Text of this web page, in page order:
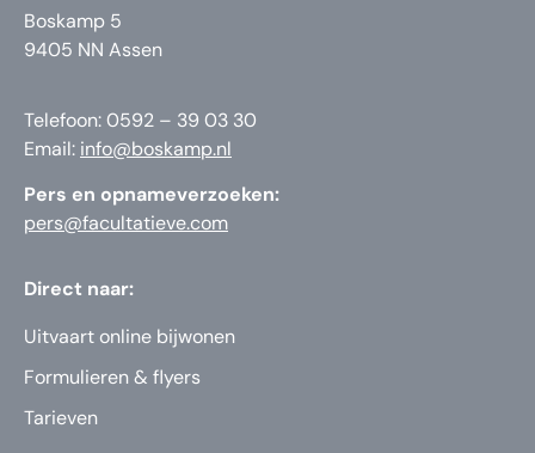
Boskamp 5
9405 NN Assen
Telefoon: 0592 – 39 03 30
Email: info@boskamp.nl
Pers en opnameverzoeken:
pers@facultatieve.com
Direct naar:
Uitvaart online bijwonen
Formulieren & flyers
Tarieven